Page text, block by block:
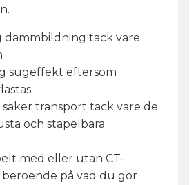
dammbildning tack vare
sugeffekt eftersom
transport tack vare de
och stapelbara
med eller utan CT-
på vad du gör